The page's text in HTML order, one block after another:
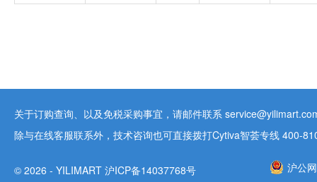
关于订购查询、以及免税采购事宜，请邮件联系
除与在线客服联系外，技术咨询也可直接拨打Cytiva智荟专线 400-
© 2026 - YILIMART 沪ICP备14037768号 沪公